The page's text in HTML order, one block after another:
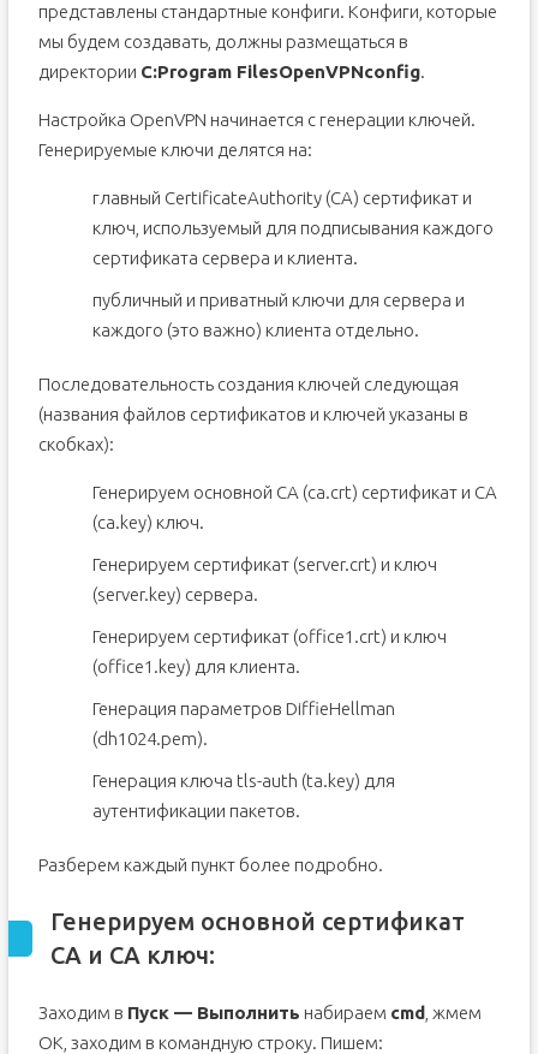
представлены стандартные конфиги. Конфиги, которые
мы будем создавать, должны размещаться в
директории C:Program FilesOpenVPNconfig.
Настройка OpenVPN начинается с генерации ключей.
Генерируемые ключи делятся на:
главный CertificateAuthority (CA) сертификат и
ключ, используемый для подписывания каждого
сертификата сервера и клиента.
публичный и приватный ключи для сервера и
каждого (это важно) клиента отдельно.
Последовательность создания ключей следующая
(названия файлов сертификатов и ключей указаны в
скобках):
Генерируем основной CA (ca.crt) сертификат и CA
(ca.key) ключ.
Генерируем сертификат (server.crt) и ключ
(server.key) сервера.
Генерируем сертификат (office1.crt) и ключ
(office1.key) для клиента.
Генерация параметров DiffieHellman
(dh1024.pem).
Генерация ключа tls-auth (ta.key) для
аутентификации пакетов.
Разберем каждый пункт более подробно.
Генерируем основной сертификат
СА и СА ключ:
Заходим в Пуск — Выполнить набираем cmd, жмем
OK, заходим в командную строку. Пишем: